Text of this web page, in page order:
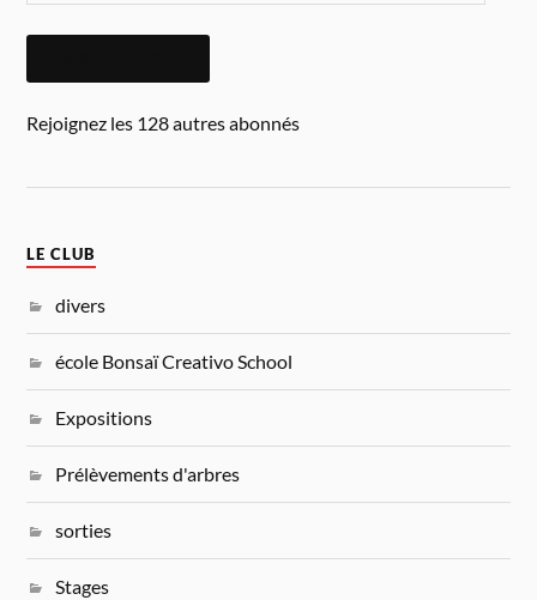
Rejoignez les 128 autres abonnés
LE CLUB
divers
école Bonsaï Creativo School
Expositions
Prélèvements d'arbres
sorties
Stages